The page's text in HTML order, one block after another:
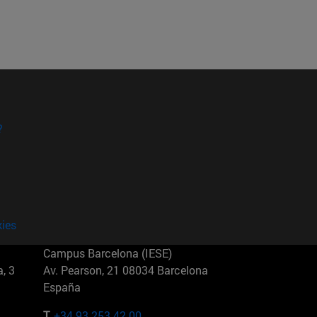
3
Campus Barcelona (IESE)
Av. Pearson, 21 08034 Barcelona
España